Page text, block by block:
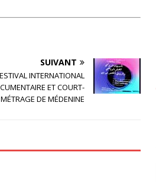
SUIVANT
INTERNATIONAL
ET COURT-
MÉTRAGE DE MÉDENINE